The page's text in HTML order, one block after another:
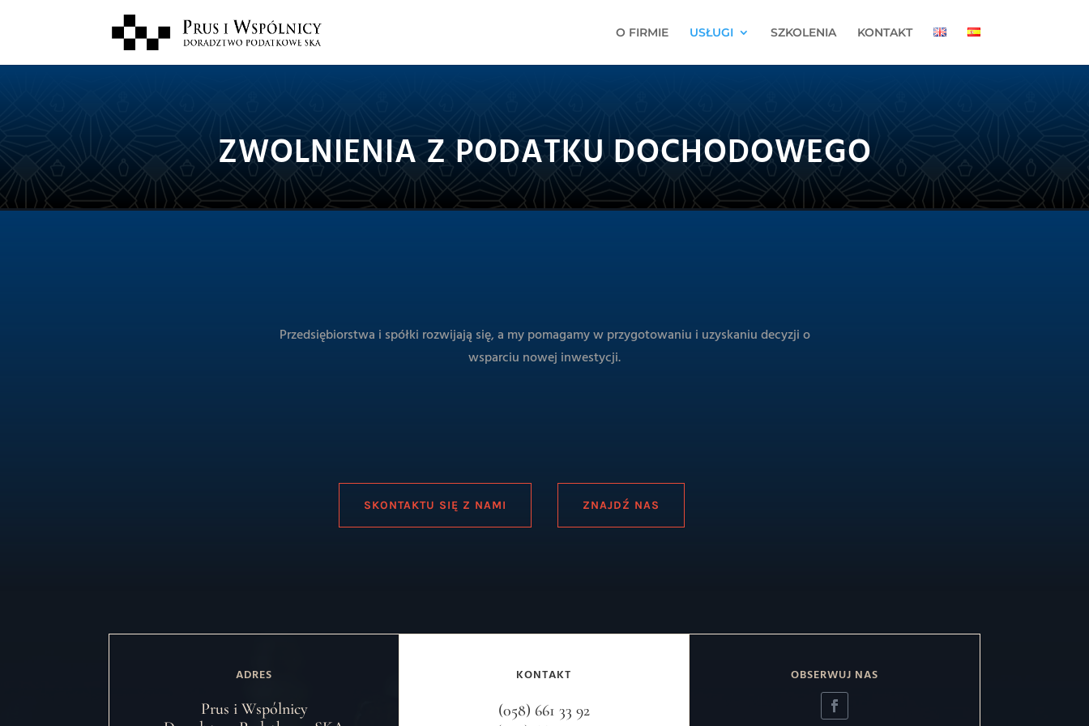
O FIRMIE USŁUGI SZKOLENIA KONTAKT
ZWOLNIENIA Z PODATKU DOCHODOWEGO
Przedsiębiorstwa i spółki rozwijają się, a my pomagamy w przygotowaniu i uzyskaniu decyzji o
wsparciu nowej inwestycji.
SKONTAKTU SIĘ Z NAMI ZNAJDŹ NAS
ADRES
Prus i Wspólnicy
KONTAKT
(058) 661 33 92
OBSERWUJ NAS